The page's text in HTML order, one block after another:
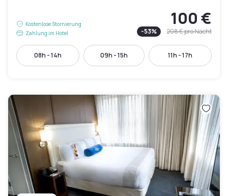
Kostenlose Stornierung
Zahlung im Hotel
100 €
-53% 208 €pro Nacht
08h - 14h 09h - 15h 11h - 17h